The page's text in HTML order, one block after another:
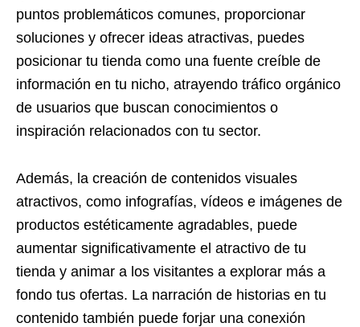
puntos problemáticos comunes, proporcionar
soluciones y ofrecer ideas atractivas, puedes
posicionar tu tienda como una fuente creíble de
información en tu nicho, atrayendo tráfico orgánico
de usuarios que buscan conocimientos o
inspiración relacionados con tu sector.
Además, la creación de contenidos visuales
atractivos, como infografías, vídeos e imágenes de
productos estéticamente agradables, puede
aumentar significativamente el atractivo de tu
tienda y animar a los visitantes a explorar más a
fondo tus ofertas. La narración de historias en tu
contenido también puede forjar una conexión